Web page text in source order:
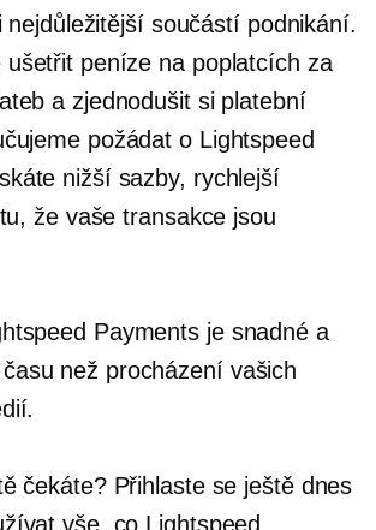
nejdůležitější součástí podnikání.
ušetřit peníze na poplatcích za
a zjednodušit si platební
požádat o Lightspeed
nižší sazby, rychlejší
že vaše transakce jsou
Payments je snadné a
než procházení vašich
čekáte? Přihlaste se ještě dnes
vše, co Lightspeed